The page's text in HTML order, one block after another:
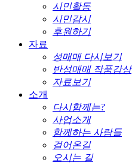
시민활동
시민감시
후원하기
자료
성매매 다시보기
반성매매 작품감상
자료보기
소개
다시함께는?
사업소개
함께하는 사람들
걸어온길
오시는 길